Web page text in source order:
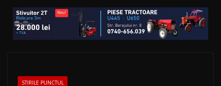
STIRILE PUNCTUL